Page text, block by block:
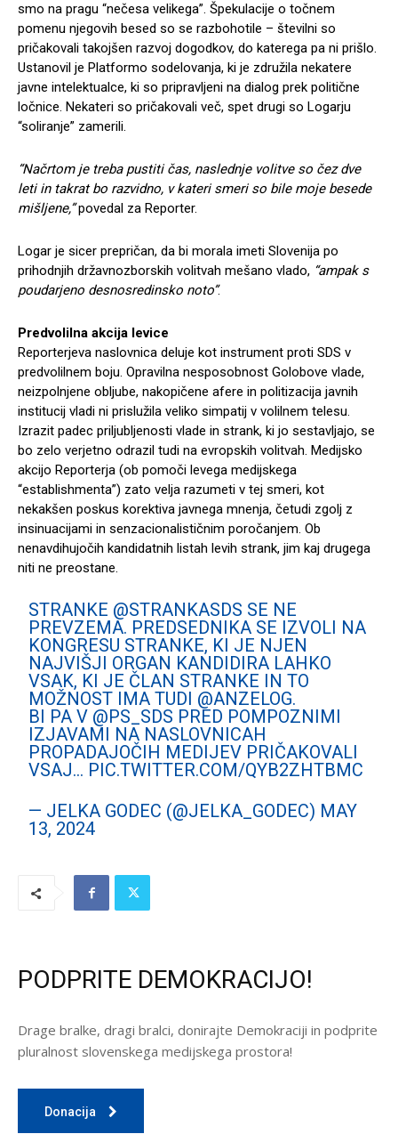
smo na pragu “nečesa velikega”. Špekulacije o točnem
pomenu njegovih besed so se razbohotile – številni so
pričakovali takojšen razvoj dogodkov, do katerega pa ni prišlo.
Ustanovil je Platformo sodelovanja, ki je združila nekatere
javne intelektualce, ki so pripravljeni na dialog prek politične
ločnice. Nekateri so pričakovali več, spet drugi so Logarju
“soliranje” zamerili.
“Načrtom je treba pustiti čas, naslednje volitve so čez dve
leti in takrat bo razvidno, v kateri smeri so bile moje besede
mišljene,”povedal za Reporter.
Logar je sicer prepričan, da bi morala imeti Slovenija po
prihodnjih državnozborskih volitvah mešano vlado, “ampak s
poudarjeno desnosredinsko noto”.
Predvolilna akcija levice
Reporterjeva naslovnica deluje kot instrument proti SDS v
predvolilnem boju. Opravilna nesposobnost Golobove vlade,
neizpolnjene obljube, nakopičene afere in politizacija javnih
institucij vladi ni prislužila veliko simpatij v volilnem telesu.
Izrazit padec priljubljenosti vlade in strank, ki jo sestavljajo, se
bo zelo verjetno odrazil tudi na evropskih volitvah. Medijsko
akcijo Reporterja (ob pomoči levega medijskega
“establishmenta”) zato velja razumeti v tej smeri, kot
nekakšen poskus korektiva javnega mnenja, četudi zgolj z
insinuacijami in senzacionalističnim poročanjem. Ob
nenavdihujočih kandidatnih listah levih strank, jim kaj drugega
niti ne preostane.
STRANKE @STRANKASDS SE NE
PREVZEMA. PREDSEDNIKA SE IZVOLI NA
KONGRESU STRANKE, KI JE NJEN
NAJVIŠJI ORGAN KANDIDIRA LAHKO
VSAK, KI JE ČLAN STRANKE IN TO
MOŽNOST IMA TUDI @ANZELOG.
BI PA V @PS_SDS PRED POMPOZNIMI
IZJAVAMI NA NASLOVNICAH
PROPADAJOČIH MEDIJEV PRIČAKOVALI
VSAJ… PIC.TWITTER.COM/QYB2ZHTBMC
— JELKA GODEC (@JELKA_GODEC) MAY
13, 2024
PODPRITE DEMOKRACIJO!
Drage bralke, dragi bralci, donirajte Demokraciji in podprite
pluralnost slovenskega medijskega prostora!
Donacija